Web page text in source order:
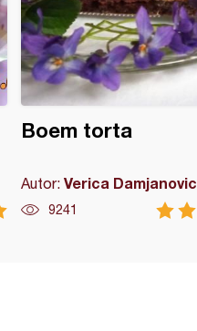
Boem torta
Autor:Verica Damjanovic
9241